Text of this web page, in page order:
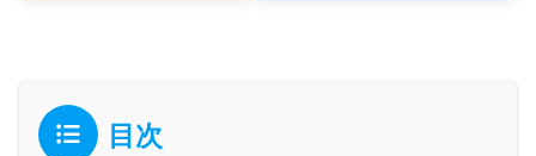
目次